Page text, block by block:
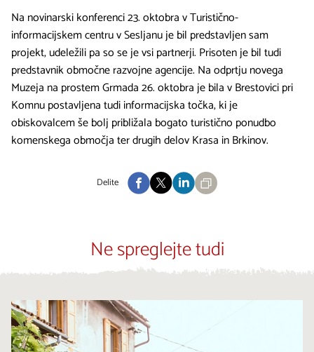
Na novinarski konferenci 23. oktobra v Turistično-
informacijskem centru v Sesljanu je bil predstavljen sam
projekt, udeležili pa so se je vsi partnerji. Prisoten je bil tudi
predstavnik območne razvojne agencije. Na odprtju novega
Muzeja na prostem Grmada 26. oktobra je bila v Brestovici pri
Komnu postavljena tudi informacijska točka, ki je
obiskovalcem še bolj približala bogato turistično ponudbo
komenskega območja ter drugih delov Krasa in Brkinov.
Delite
Ne spreglejte tudi